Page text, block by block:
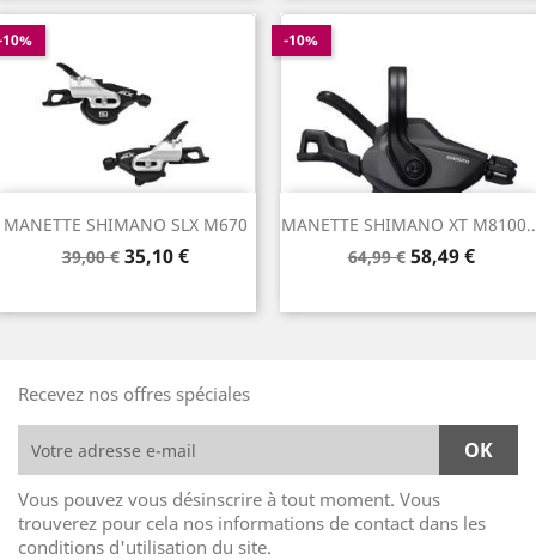
MANETTE SHIMANO SLX M670
Prix
39,00 € Prix
35,10 €
MANETTE SHIMANO XT
Prix
64,99 €
-10%
Prix
58,49 €
Recevez nos offres spéciales
Vous pouvez vous désinscrire à tout moment. Vous
trouverez pour cela nos informations de contact dans les
conditions d'utilisation du site.